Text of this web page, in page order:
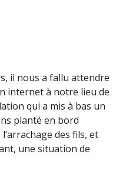
il nous a fallu attendre
internet à notre lieu de
qui a mis à bas un
planté en bord
des fils, et
une situation de